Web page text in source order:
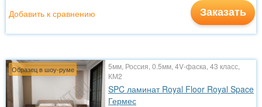
Заказать
Добавить к сравнению
Образец в шоу-руме
5мм, Россия, 0.5мм, 4V-фаска, 43 класс,
КМ2
SPC ламинат Royal Floor Royal Space
Гермес